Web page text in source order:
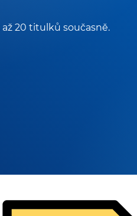
20 titulků současně.